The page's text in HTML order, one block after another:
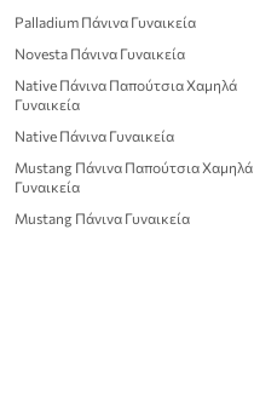
Palladium Πάνινα Γυναικεία
Novesta Πάνινα Γυναικεία
Native Πάνινα Παπούτσια Χαμηλά
Γυναικεία
Native Πάνινα Γυναικεία
Mustang Πάνινα Παπούτσια Χαμηλά
Γυναικεία
Mustang Πάνινα Γυναικεία